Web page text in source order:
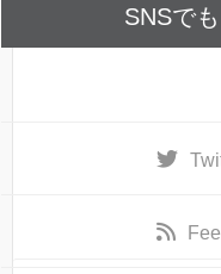
SNSで